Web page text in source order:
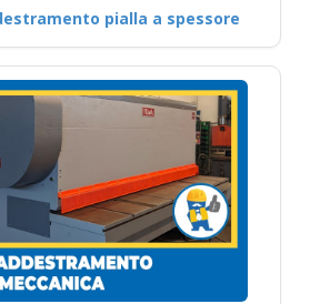
pialla a spessore